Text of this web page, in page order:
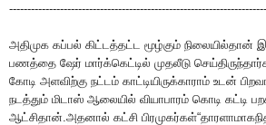
அதிமுக கப்பல் கிட்டத்தட்ட மூழ்கும் நிலையில்தான்
பணத்தை ஷேர் மார்க்கெட்டில் முதலீடு
கோடி அளவிற்கு நட்டம் காட்டியிருக்காராம் உடன்
நடத்தும் மிடாஸ் ஆலையில் வியாபாரம் கொடி கட்டி
ஆட்சிதான்.அதனால் கட்சி